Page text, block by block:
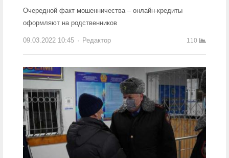
Очередной факт мошенничества – онлайн-кредиты
оформляют на родственников
09.03.2022 10:45 Author
Редактор 110